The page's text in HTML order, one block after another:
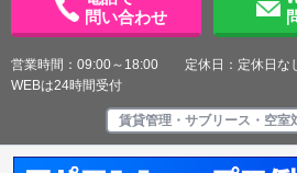
問い合わせ
営業時間：09:00～18:00 定休日：定休日な
WEBは24時間受付
賃貸管理・サブリース・空室